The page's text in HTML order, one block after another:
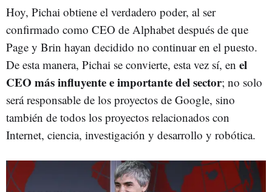
Hoy, Pichai obtiene el verdadero poder, al ser
confirmado como CEO de Alphabet después de que
Page y Brin hayan decidido no continuar en el puesto.
De esta manera, Pichai se convierte, esta vez sí, en el
CEO más influyente e importante del sector; no solo
será responsable de los proyectos de Google, sino
también de todos los proyectos relacionados con
Internet, ciencia, investigación y desarrollo y robótica.